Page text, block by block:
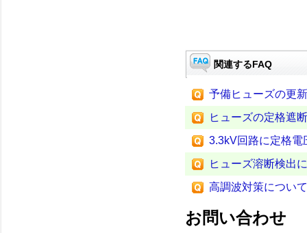
関連するFAQ
予備ヒューズの更
ヒューズの定格遮
3.3kV回路に定格電
ヒューズ溶断検出
高調波対策について
お問い合わせ